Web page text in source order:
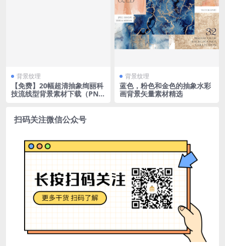
背景纹理
【免费】20幅超清抽象绚丽科
技流线型背景素材下载（PN
背景纹理
蓝色，粉色和金色的抽象水彩
画背景矢量素材精选
扫码关注微信公众号